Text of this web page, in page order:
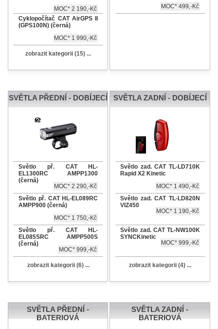
MOC* 2 190,-Kč
Cyklopočítač CAT AirGPS II
(GPS100N) (černá)
MOC* 1 990,-Kč
zobrazit kategorii (15) ...
MOC* 499,-Kč
SVĚTLA PŘEDNÍ - DOBÍJECÍ
Světlo př. CAT HL-
EL1300RC AMPP1300
(černá)
MOC* 2 290,-Kč
Světlo př. CAT HL-EL089RC
AMPP900 (černá)
MOC* 1 750,-Kč
Světlo př. CAT HL-
EL085SRC AMPP500S
(černá)
MOC* 999,-Kč
zobrazit kategorii (6) ...
SVĚTLA ZADNÍ - DOBÍJECÍ
Světlo zad. CAT TL-LD710K
Rapid X2 Kinetic
MOC* 1 490,-Kč
Světlo zad. CAT TL-LD820N
VIZ450
MOC* 1 190,-Kč
Světlo zad. CAT TL-NW100K
SYNCKinetic
MOC* 999,-Kč
zobrazit kategorii (4) ...
SVĚTLA PŘEDNÍ -
BATERIOVÁ
SVĚTLA ZADNÍ -
BATERIOVÁ